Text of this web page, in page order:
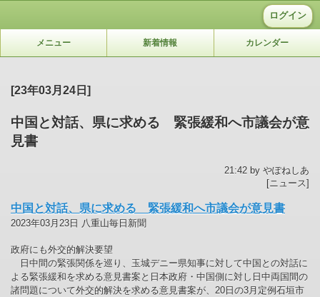
ログイン
メニュー 新着情報 カレンダー
[23年03月24日]
中国と対話、県に求める 緊張緩和へ市議会が意
見書
21:42 by やぽねしあ
[ニュース]
中国と対話、県に求める 緊張緩和へ市議会が意見書
2023年03月23日 八重山毎日新聞
政府にも外交的解決要望
日中間の緊張関係を巡り、玉城デニー県知事に対して中国との対話に
よる緊張緩和を求める意見書案と日本政府・中国側に対し日中両国間の
諸問題について外交的解決を求める意見書案が、20日の3月定例石垣市